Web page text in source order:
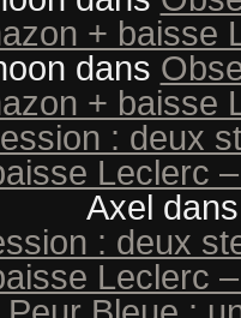
+ baisse
dans
+ baisse
: deux
Leclerc
Axel
: deux
Leclerc